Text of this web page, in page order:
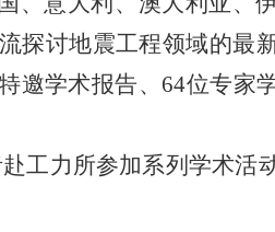
探讨地震工程领域的最
邀学术报告、64位专家
工力所参加系列学术活